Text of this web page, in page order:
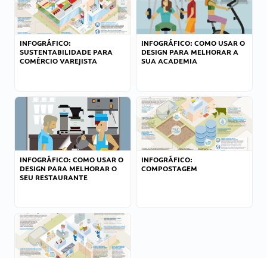
INFOGRÁFICO:
SUSTENTABILIDADE PARA
COMÉRCIO VAREJISTA
INFOGRÁFICO: COMO USAR O
DESIGN PARA MELHORAR A
SUA ACADEMIA
INFOGRÁFICO: COMO USAR O
DESIGN PARA MELHORAR O
SEU RESTAURANTE
INFOGRÁFICO:
COMPOSTAGEM